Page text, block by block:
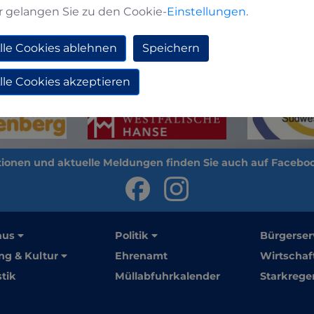
Politik
& Kultur
Ehrenamt
Müllabfuhrkalender
gelangen Sie zu den Cookie-Einstellungen.
Cookies ablehnen Speichern
Cookies akzeptieren